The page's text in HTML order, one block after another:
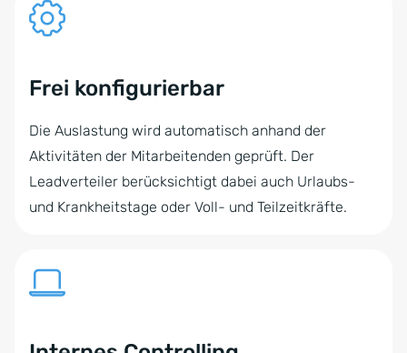
Frei konfigurierbar
Die Auslastung wird automatisch anhand der
Aktivitäten der Mitarbeitenden geprüft. Der
Leadverteiler berücksichtigt dabei auch Urlaubs-
und Krankheitstage oder Voll- und Teilzeitkräfte.